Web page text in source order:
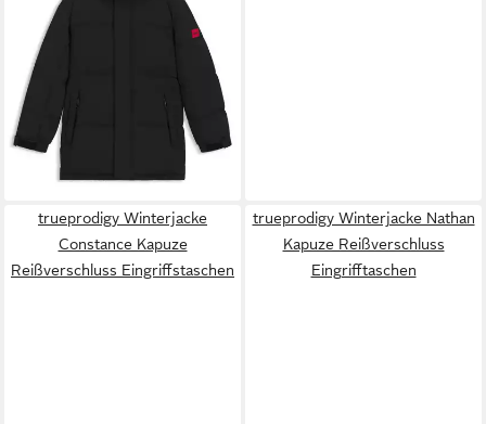
trueprodigy Winterjacke
Constance Kapuze
Reißverschluss Eingriffstaschen
trueprodigy Winterjacke Nathan
Kapuze Reißverschluss
Eingrifftaschen